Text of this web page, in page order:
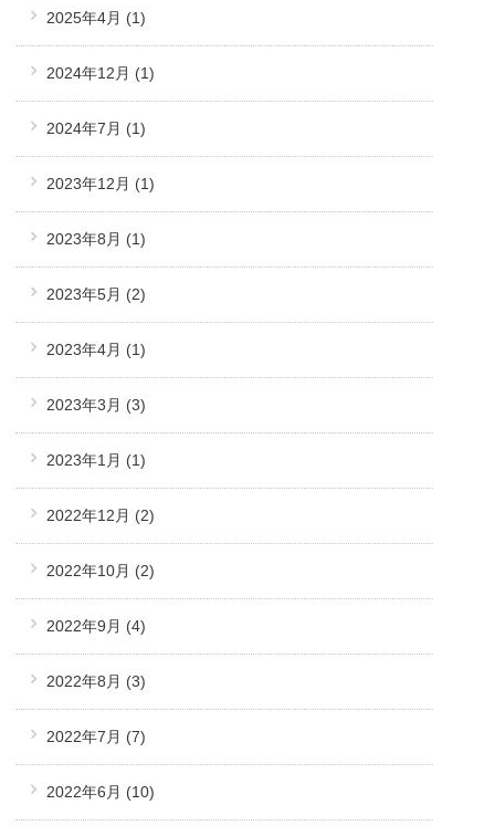
2025年4月 (1)
2024年12月 (1)
2024年7月 (1)
2023年12月 (1)
2023年8月 (1)
2023年5月 (2)
2023年4月 (1)
2023年3月 (3)
2023年1月 (1)
2022年12月 (2)
2022年10月 (2)
2022年9月 (4)
2022年8月 (3)
2022年7月 (7)
2022年6月 (10)